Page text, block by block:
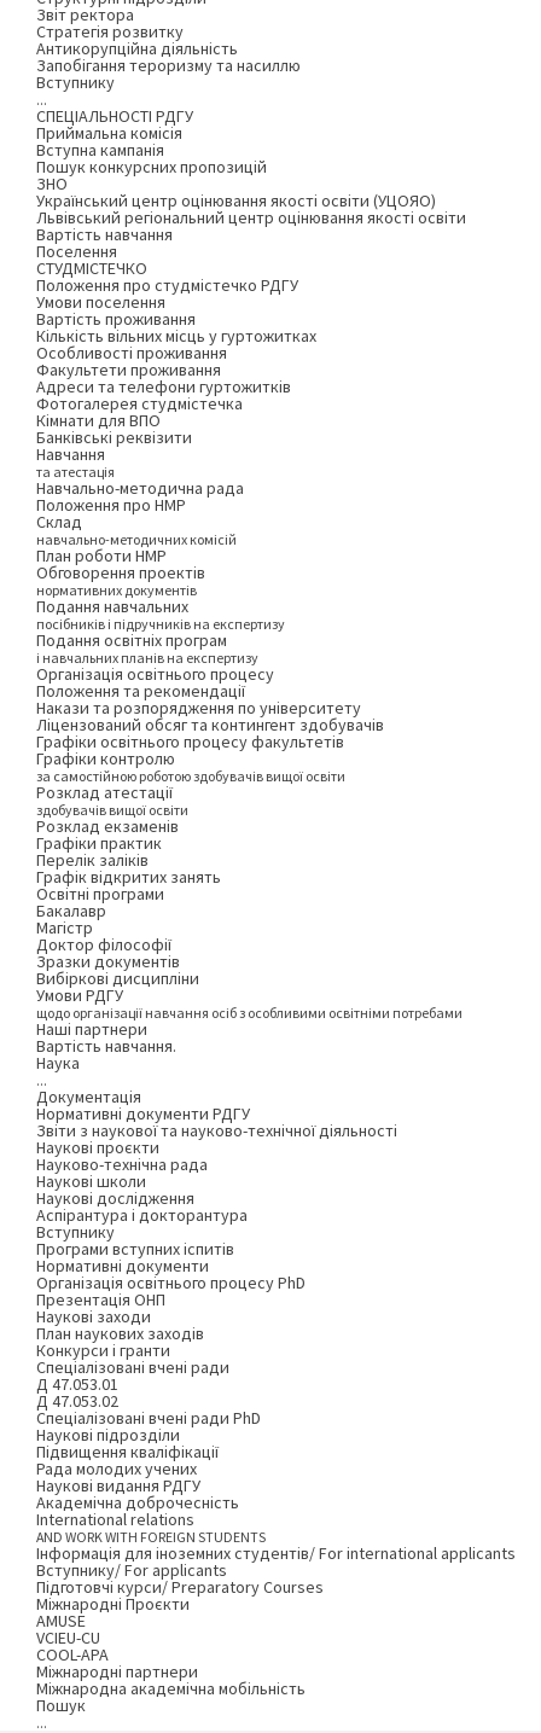
Звіт ректора
Стратегія розвитку
Антикорупційна діяльність
Запобігання тероризму та насиллю
Вступнику
...
СПЕЦІАЛЬНОСТІ РДГУ
Приймальна комісія
Вступна кампанія
Пошук конкурсних пропозицій
ЗНО
Український центр оцінювання якості освіти (УЦОЯО)
Львівський регіональний центр оцінювання якості освіти
Вартість навчання
Поселення
СТУДМІСТЕЧКО
Положення про студмістечко РДГУ
Умови поселення
Вартість проживання
Кількість вільних місць у гуртожитках
Особливості проживання
Факультети проживання
Адреси та телефони гуртожитків
Фотогалерея студмістечка
Кімнати для ВПО
Банківські реквізити
Навчання
та атестація
Навчально-методична рада
Положення про НМР
Склад
навчально-методичних комісій
План роботи НМР
Обговорення проектів
нормативних документів
Подання навчальних
посібників і підручників на експертизу
Подання освітніх програм
і навчальних планів на експертизу
Організація освітнього процесу
Положення та рекомендації
Накази та розпорядження по університету
Ліцензований обсяг та контингент здобувачів
Графіки освітнього процесу факультетів
Графіки контролю
за самостійною роботою здобувачів вищої освіти
Розклад атестації
здобувачів вищої освіти
Розклад екзаменів
Графіки практик
Перелік заліків
Графік відкритих занять
Освітні програми
Бакалавр
Магістр
Доктор філософії
Зразки документів
Вибіркові дисципліни
Умови РДГУ
щодо організації навчання осіб з особливими освітніми потребами
Наші партнери
Вартість навчання.
Наука
...
Документація
Нормативні документи РДГУ
Звіти з наукової та науково-технічної діяльності
Наукові проєкти
Науково-технічна рада
Наукові школи
Наукові дослідження
Аспірантура і докторантура
Вступнику
Програми вступних іспитів
Нормативні документи
Організація освітнього процесу PhD
Презентація ОНП
Наукові заходи
План наукових заходів
Конкурси і гранти
Спеціалізовані вчені ради
Д 47.053.01
Д 47.053.02
Спеціалізовані вчені ради PhD
Наукові підрозділи
Підвищення кваліфікації
Рада молодих учених
Наукові видання РДГУ
Академічна доброчесність
International relations
AND WORK WITH FOREIGN STUDENTS
Інформація для іноземних студентів/ For international applicants
Вступнику/ For applicants
Підготовчі курси/ Preparatory Courses
Міжнародні Проєкти
AMUSE
VCIEU-CU
COOL-APA
Міжнародні партнери
Міжнародна академічна мобільність
Пошук
...